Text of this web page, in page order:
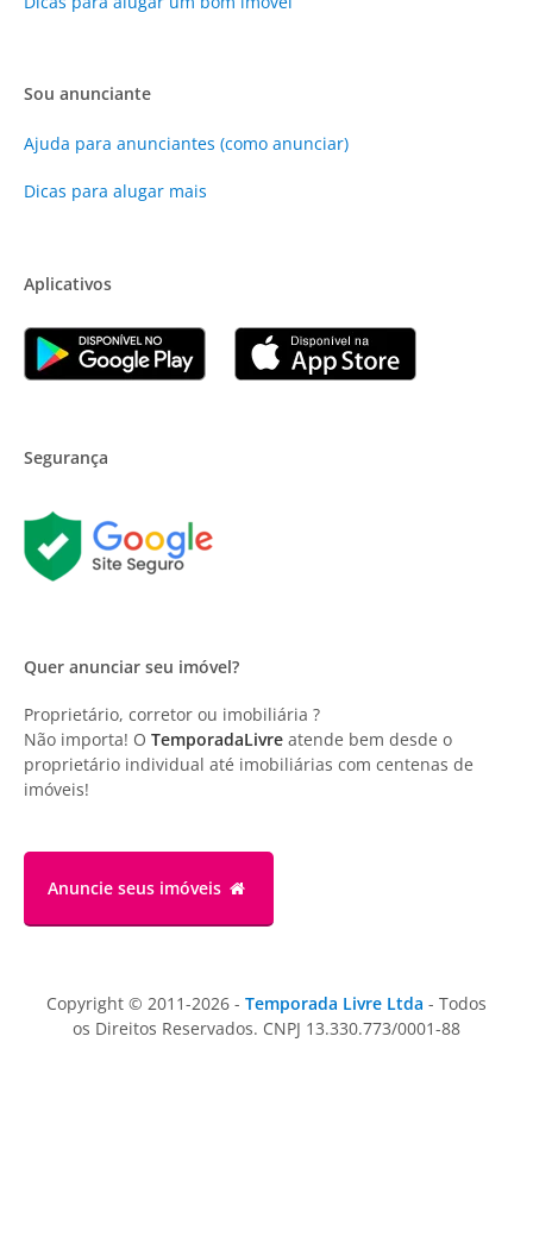
Sou anunciante
Ajuda para anunciantes (como anunciar)
Dicas para alugar mais
Aplicativos
Segurança
Quer anunciar seu imóvel?
Proprietário, corretor ou imobiliária ?
Não importa! O TemporadaLivre atende bem desde o
proprietário individual até imobiliárias com centenas de
imóveis!
Anuncie seus imóveis
Copyright © 2011-2026 - Temporada Livre Ltda - Todos
os Direitos Reservados. CNPJ 13.330.773/0001-88